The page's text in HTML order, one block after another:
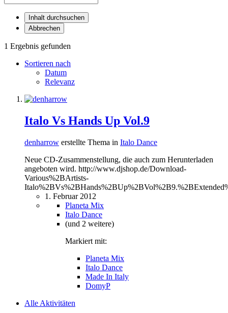
Inhalt durchsuchen
Abbrechen
1 Ergebnis gefunden
Sortieren nach
Datum
Relevanz
Italo Vs Hands Up Vol.9
denharrow erstellte Thema in Italo Dance
Neue CD-Zusammenstellung, die auch zum Herunterladen
angeboten wird. http://www.djshop.de/Download-
Various%2BArtists-
1. Februar 2012
Planeta Mix
Italo Dance
(und 2 weitere)
Markiert mit:
Planeta Mix
Italo Dance
Made In Italy
DomyP
Alle Aktivitäten